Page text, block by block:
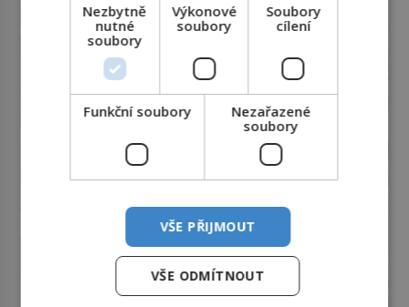
lidem tváře znetvořené válkou,
tresty nebo nehodami. Jejich
promyšlené a některé principy
používají chirurgové dodnes. Úplně
první […]
Nezbytně
nutné
soubory
Výkonové
soubory
Soubory
cílení
Funkční soubory
Nezařazené
soubory
VŠE PŘIJMOUT
VŠE ODMÍTNOUT